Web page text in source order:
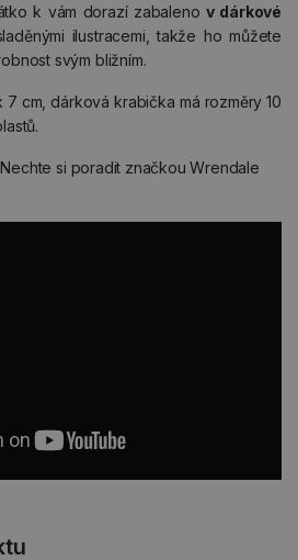
k vám dorazí zabalenov dárkové
ilustracemi, takže ho můžete
svým bližním.
7 cm, dárková krabička má rozměry 10
Nechte si poradit značkou Wrendale